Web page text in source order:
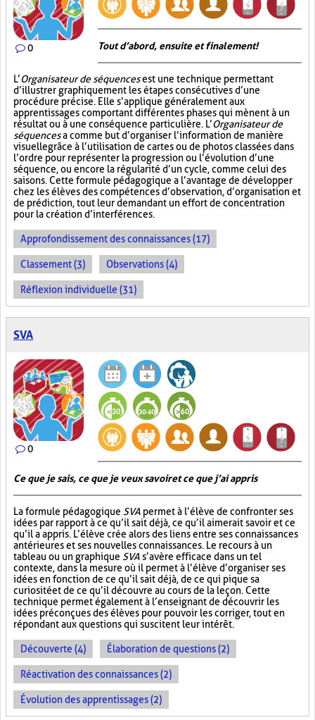
0 Tout d’abord, ensuite et finalement!
L’Organisateur de séquencesest une technique permettant
d’illustrer graphiquement les étapes consécutives d’une
procédure précise. Elle s’applique généralement aux
apprentissages comportant différentes phases qui mènent à un
résultat ou à une conséquence particulière. L’Organisateur de
séquencesa comme but d’organiser l’information de manière
visuellegrâce à l’utilisation de cartes ou de photos classées dans
l’ordre pour représenter la progression ou l’évolution d’une
séquence, ou encore la régularité d’un cycle, comme celui des
saisons. Cette formule pédagogique a l’avantage de développer
chez les élèves des compétences d’observation, d’organisation et
de prédiction, tout leur demandant un effort de concentration
pour la création d’interférences.
Approfondissement des connaissances (17)
Classement (3) Observations (4)
Réflexion individuelle (31)
SVA
0
Ce que je sais, ce que je veux savoir et ce que j’ai appris
La formule pédagogique SVA permet à l’élève de confronter ses
idées par rapport à ce qu’il sait déjà, ce qu’il aimerait savoir et ce
qu’il a appris. L’élève crée alors des liens entre ses connaissances
antérieures et ses nouvelles connaissances. Le recours à un
tableau ou un graphique SVA s’avère efficace dans un tel
contexte, dans la mesure où il permet à l’élève d’organiser ses
idées en fonction de ce qu’il sait déjà, de ce qui pique sa
curiosité et de ce qu’il découvre au cours de la leçon. Cette
technique permet également à l’enseignant de découvrir les
idées préconçues des élèves pour pouvoir les corriger, tout en
répondant aux questions qui suscitent leur intérêt.
Découverte (4) Élaboration de questions (2)
Réactivation des connaissances (2)
Évolution des apprentissages (2)